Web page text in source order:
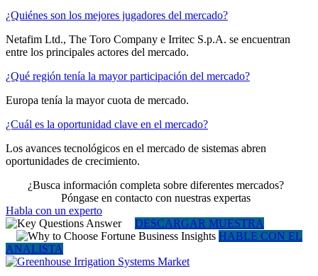
¿Quiénes son los mejores jugadores del mercado?
Netafim Ltd., The Toro Company e Irritec S.p.A. se encuentran
entre los principales actores del mercado.
¿Qué región tenía la mayor participación del mercado?
Europa tenía la mayor cuota de mercado.
¿Cuál es la oportunidad clave en el mercado?
Los avances tecnológicos en el mercado de sistemas abren
oportunidades de crecimiento.
¿Busca información completa sobre diferentes mercados?
Póngase en contacto con nuestras expertas
Habla con un experto
DESCARGAR MUESTRA
HABLE CON EL
ANALISTA